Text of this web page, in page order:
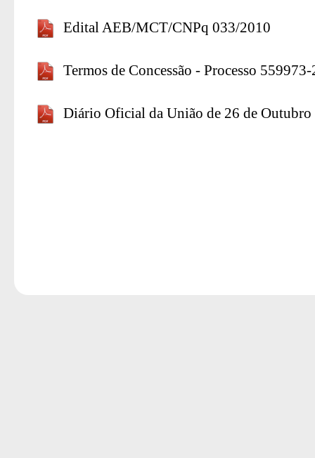
Edital AEB/MCT/CNPq 033/2010
Termos de Concessão - Processo
Diário Oficial da União de 26 de Outubro